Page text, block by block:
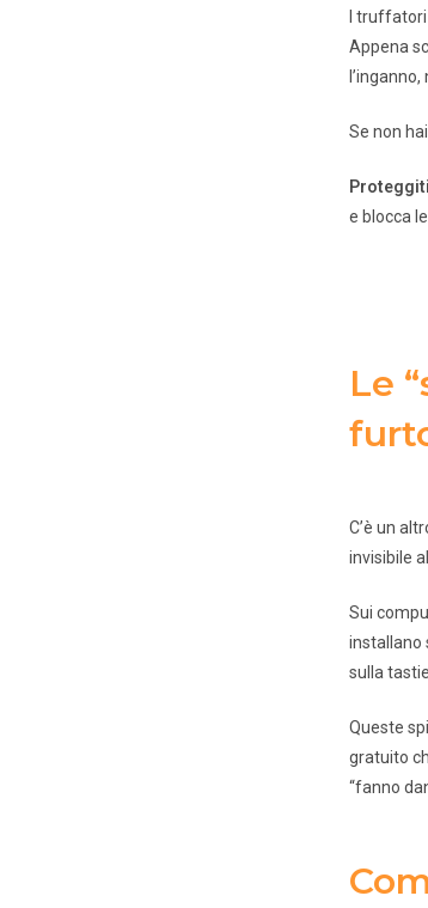
I
Appena
Se non
e blocca
Le
C’è un
invisibile
Sui
installano
sulla
Queste
gratuito
“fanno